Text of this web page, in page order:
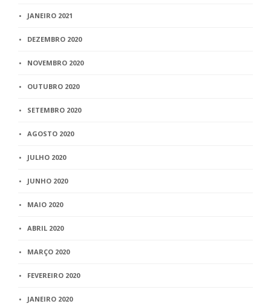
JANEIRO 2021
DEZEMBRO 2020
NOVEMBRO 2020
OUTUBRO 2020
SETEMBRO 2020
AGOSTO 2020
JULHO 2020
JUNHO 2020
MAIO 2020
ABRIL 2020
MARÇO 2020
FEVEREIRO 2020
JANEIRO 2020